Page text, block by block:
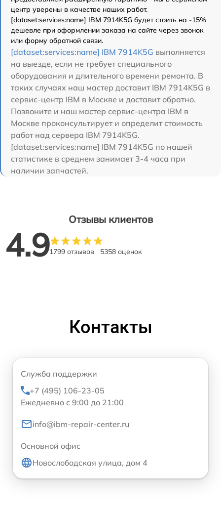
центр уверены в качестве наших работ.
[dataset:services:name] IBM 7914K5G будет стоить на -15%
дешевле при оформлении заказа на сайте через звонок
или форму обратной связи.
[dataset:services:name] IBM 7914K5G выполняется
на выезде, если не требует специального
оборудования и длительного времени ремонта. В
таких случаях наш мастер доставит IBM 7914K5G в
сервис-центр IBM в Москве и доставит обратно.
Позвоните и наш мастер сервис-центра IBM в
Москве проконсультирует и определит стоимость
работ над сервера IBM 7914K5G.
[dataset:services:name] IBM 7914K5G по нашей
статистике в среднем занимает 3-4 часа при
наличии запчастей.
Отзывы клиентов
4.91799 отзывов 5358 оценок
Контакты
Служба поддержки
+7 (495) 106-23-05
Ежедневно с 9:00 до 21:00
info@ibm-repair-center.ru
Основной офис
Новослободская улица, дом 4